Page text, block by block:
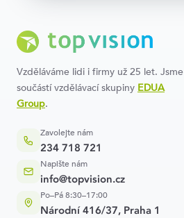
Vzděláváme lidi i firmy už 25 let. Jsme
součástí vzdělávací skupiny EDUA
Group.
Zavolejte nám
234 718 721
Napište nám
info@topvision.cz
Po–Pá 8:30–17:00
Národní 416/37, Praha 1